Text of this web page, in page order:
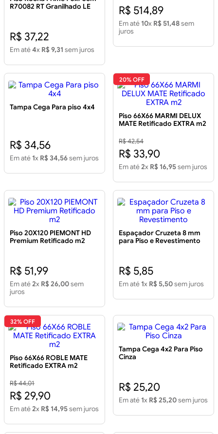
R70082 RT Granilhado LE
3.43 m2
R$ 37,22
Em até4x R$ 9,31 sem juros
R$ 514,89
Em até 10x R$ 51,48sem
juros
Tampa Cega Para piso 4x4
R$ 34,56
Em até 1x R$ 34,56sem juros
20% OFF
Piso 66X66 MARMI DELUX
MATE Retificado EXTRA m2
R$ 42,54
R$ 33,90
Em até2x R$ 16,95sem juros
Piso 20X120 PIEMONT HD
Premium Retificado m2
R$ 51,99
Em até2x R$ 26,00sem
juros
Espaçador Cruzeta 8 mm
para Piso e Revestimento
R$ 5,85
Em até 1x R$ 5,50sem juros
32% OFF
Piso 66X66 ROBLE MATE
Retificado EXTRA m2
R$ 44,01
R$ 29,90
Em até2x R$ 14,95sem juros
Tampa Cega 4x2 Para Piso
Cinza
R$ 25,20
Em até 1x R$ 25,20sem juros